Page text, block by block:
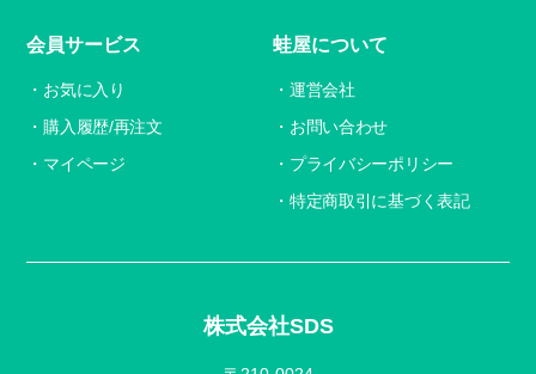
株式会社SDS
会員サービス
お気に入り
購入履歴/再注文
マイページ
蛙屋について
運営会社
お問い合わせ
プライバシーポリシー
特定商取引に基づく表記